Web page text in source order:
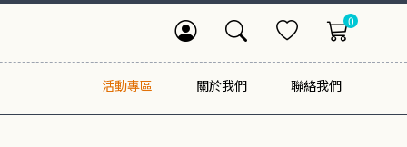
0
活動專區 關於我們 聯絡我們